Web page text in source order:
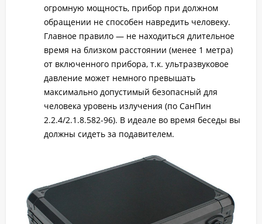
огромную мощность, прибор при должном
обращении не способен навредить человеку.
Главное правило — не находиться длительное
время на близком расстоянии (менее 1 метра)
от включенного прибора, т.к. ультразвуковое
давление может немного превышать
максимально допустимый безопасный для
человека уровень излучения (по СанПин
2.2.4/2.1.8.582-96). В идеале во время беседы вы
должны сидеть за подавителем.